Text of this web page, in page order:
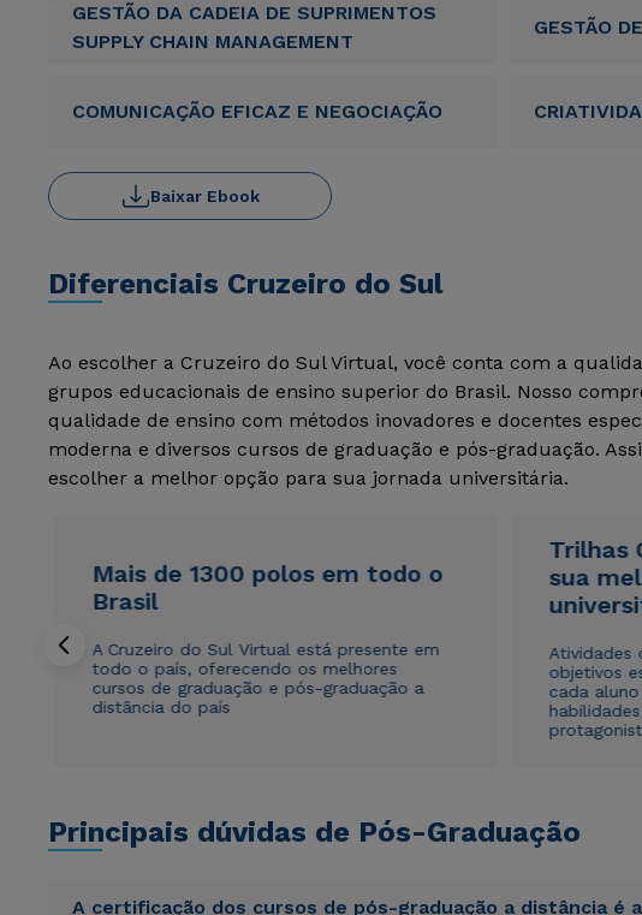
GESTÃO DA CADEIA DE SUPRIMENTOS
SUPPLY CHAIN MANAGEMENT
GESTÃO
COMUNICAÇÃO EFICAZ E NEGOCIAÇÃO
Baixar Ebook
Diferenciais Cruzeiro do Sul
Ao escolher a Cruzeiro do Sul Virtual, você conta com a
grupos educacionais de ensino superior do Brasil. Nosso
qualidade de ensino com métodos inovadores e docentes
moderna e diversos cursos de graduação e pós-graduação.
escolher a melhor opção para sua jornada universitária.
Mais de 1300 polos em todo o
Brasil
A Cruzeiro do Sul Virtual está presente em
todo o país, oferecendo os melhores
cursos de graduação e pós-graduação a
distância do país
Trilhas
sua
Atividades
objetivos
cada
Principais dúvidas de Pós-Graduação
A certificação dos cursos de pós-graduação a distância é